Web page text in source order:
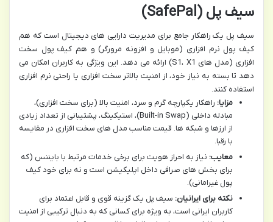
سیف پل (SafePal)
سیف پل یک راهکار جامع برای مدیریت دارایی های دیجیتال است که هم
کیف پول نرم افزاری (موبایل و افزونه مرورگر) و هم کیف پول سخت
افزاری (مدل های S1، X1) ارائه می دهد. این ویژگی به کاربران امکان می
دهد تا بسته به نیاز خود، از امنیت بالاتر سخت افزاری یا راحتی نرم افزاری
استفاده کنند.
مزایا: راهکار یکپارچه گرم و سرد، امنیت بالا (برای سخت افزاری)،
مبادله داخلی (Built-in Swap)، استیکینگ، پشتیبانی از تعداد زیادی
از ارزها و شبکه ها. قیمت مناسب مدل های سخت افزاری در مقایسه
با رقبا.
معایب: نیاز به احراز هویت برای برخی خدمات مرتبط با بایننس (که
برای بخش های صرافی داخل اپلیکیشن است و نه برای خود کیف
پول غیرامانی).
نکته برای ایرانیان: سیف پل یک گزینه قوی و قابل اعتماد برای
کاربران ایرانی است، به ویژه برای کسانی که به دنبال ترکیبی از امنیت